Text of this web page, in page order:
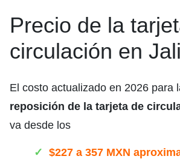
Precio de la
circulación en
El costo actualizado en 2026 para
reposición de la tarjeta de
va desde los
$227 a 357 MXN